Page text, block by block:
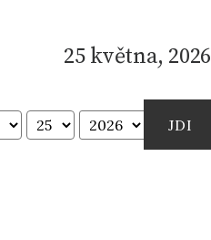
25 května, 2026